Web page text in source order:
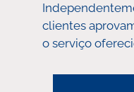
clientes
o serviço